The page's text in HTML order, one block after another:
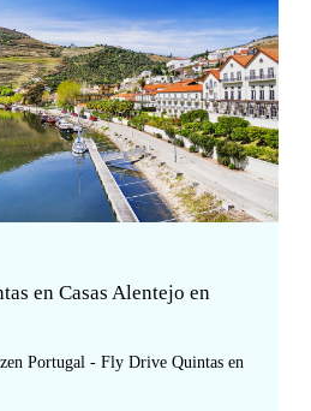
en Casas Alentejo en
Portugal - Fly Drive Quintas en